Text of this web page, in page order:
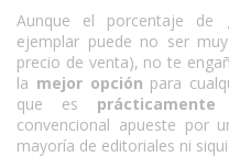
Aunque el porcentaje de
ejemplar puede no ser
precio de venta), no te
la mejor opción para
que es prácticamente
convencional apueste por
mayoría de editoriales ni